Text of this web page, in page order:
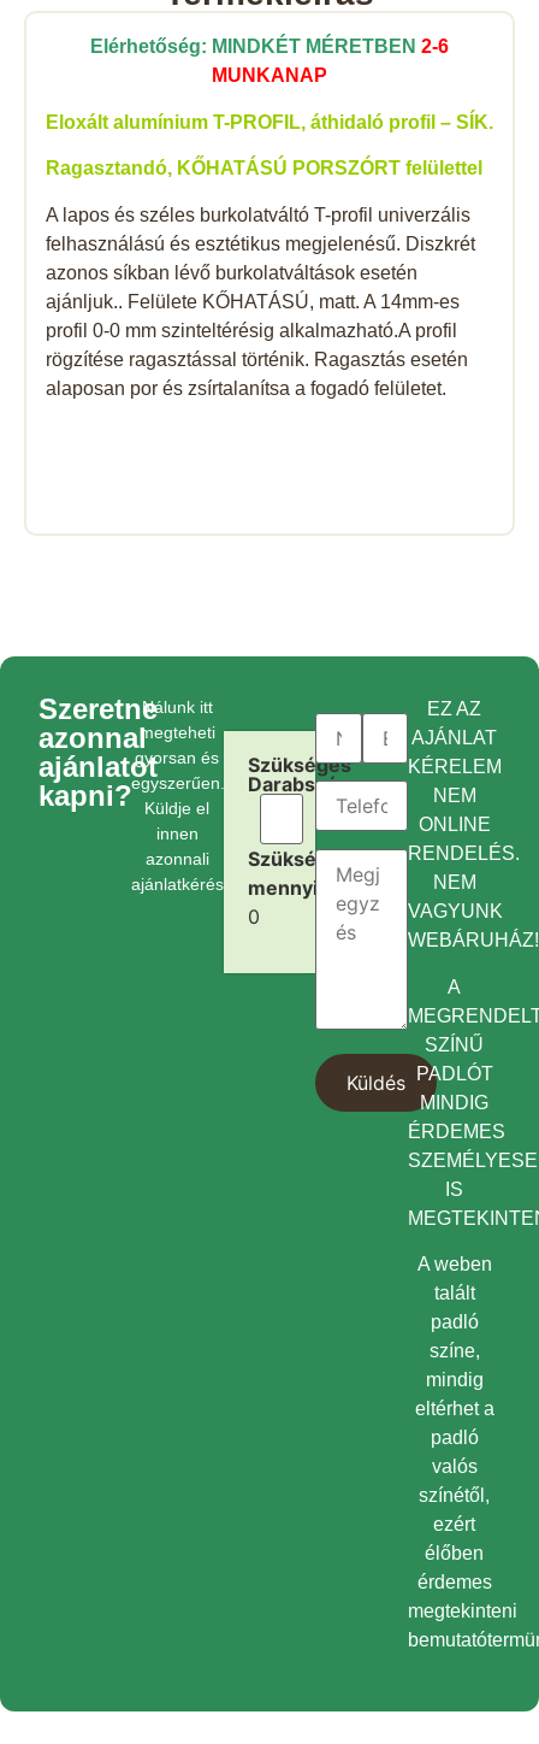
Elérhetőség: MINDKÉT MÉRETBEN 2-6
MUNKANAP
Eloxált alumínium T-PROFIL, áthidaló profil – SÍK.
Ragasztandó, KŐHATÁSÚ PORSZÓRT felülettel
A lapos és széles burkolatváltó T-profil univerzális
felhasználású és esztétikus megjelenésű. Diszkrét
azonos síkban lévő burkolatváltások esetén
ajánljuk.. Felülete KŐHATÁSÚ, matt. A 14mm-es
profil 0-0 mm szinteltérésig alkalmazható.A profil
rögzítése ragasztással történik. Ragasztás esetén
alaposan por és zsírtalanítsa a fogadó felületet.
Szeretne
azonnal
ajánlatot
kapni?
Nálunk itt
megteheti
gyorsan és
egyszerűen.
Küldje el
innen
azonnali
ajánlatkérését.
Szükséges
Darabszám:
Szükséges
mennyiség:
0
EZ AZ
AJÁNLAT
KÉRELEM
NEM
ONLINE
RENDELÉS.
NEM
VAGYUNK
WEBÁRUHÁZ!
A
SZÍNŰ
PADLÓT
MINDIG
ÉRDEMES
IS
A weben
talált
padló
színe,
mindig
eltérhet a
padló
valós
színétől,
ezért
élőben
érdemes
megtekinteni